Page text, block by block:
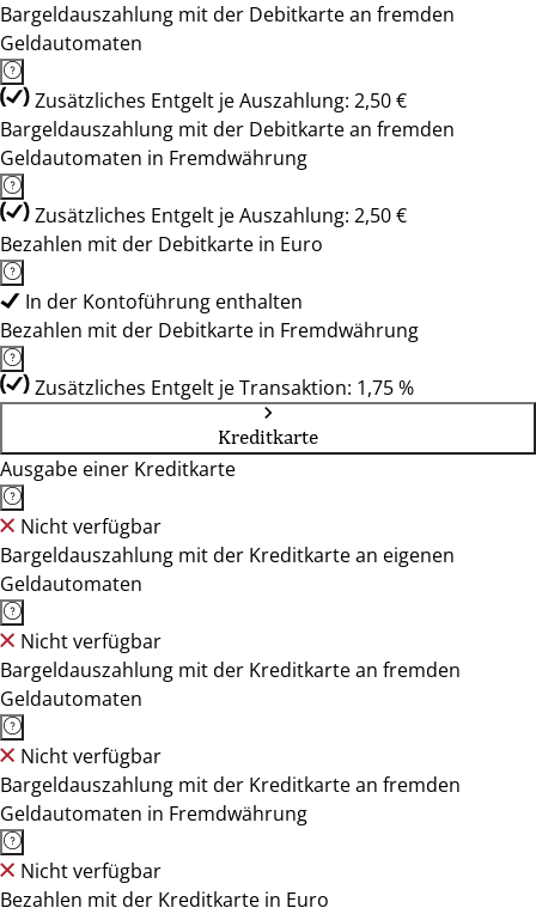
Bargeldauszahlung mit der Debitkarte an fremden
Geldautomaten
Zusätzliches Entgelt je Auszahlung: 2,50 €
Bargeldauszahlung mit der Debitkarte an fremden
Geldautomaten in Fremdwährung
Zusätzliches Entgelt je Auszahlung: 2,50 €
Bezahlen mit der Debitkarte in Euro
In der Kontoführung enthalten
Bezahlen mit der Debitkarte in Fremdwährung
Zusätzliches Entgelt je Transaktion: 1,75 %
Kreditkarte
Ausgabe einer Kreditkarte
Nicht verfügbar
Bargeldauszahlung mit der Kreditkarte an eigenen
Geldautomaten
Nicht verfügbar
Bargeldauszahlung mit der Kreditkarte an fremden
Geldautomaten
Nicht verfügbar
Bargeldauszahlung mit der Kreditkarte an fremden
Geldautomaten in Fremdwährung
Nicht verfügbar
Bezahlen mit der Kreditkarte in Euro